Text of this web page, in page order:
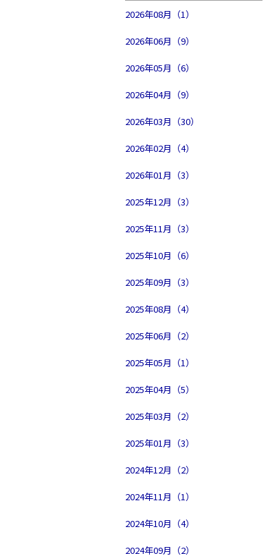
2026年08月（1）
2026年06月（9）
2026年05月（6）
2026年04月（9）
2026年03月（30）
2026年02月（4）
2026年01月（3）
2025年12月（3）
2025年11月（3）
2025年10月（6）
2025年09月（3）
2025年08月（4）
2025年06月（2）
2025年05月（1）
2025年04月（5）
2025年03月（2）
2025年01月（3）
2024年12月（2）
2024年11月（1）
2024年10月（4）
2024年09月（2）